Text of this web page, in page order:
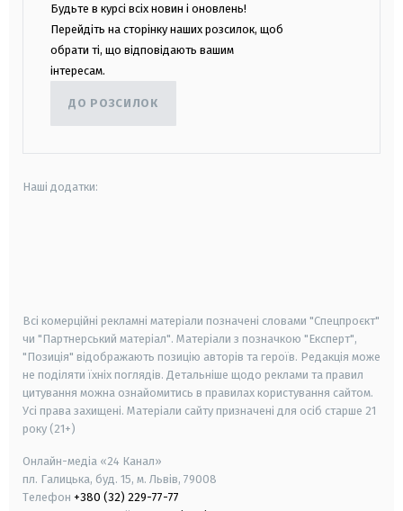
Будьте в курсі всіх новин і оновлень!
Перейдіть на сторінку наших розсилок, щоб
обрати ті, що відповідають вашим
інтересам.
ДО РОЗСИЛОК
Наші додатки:
Всі комерційні рекламні матеріали позначені словами "Спецпроєкт"
чи "Партнерський матеріал". Матеріали з позначкою "Експерт",
"Позиція" відображають позицію авторів та героїв. Редакція може
не поділяти їхніх поглядів. Детальніше щодо реклами та правил
цитування можна ознайомитись в правилах користування сайтом.
Усі права захищені. Матеріали сайту призначені для осіб старше 21
року (21+)
Онлайн-медіа «24 Канал»
пл. Галицька, буд. 15, м. Львів, 79008
Телефон +380 (32) 229-77-77